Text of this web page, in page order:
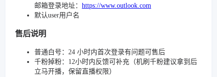
邮箱登录地址： https://www.outlook.com
默认user用户名
售后说明
普通白号：24 小时内首次登录有问题可售后
千粉掉粉：12小时内反馈可补充（机刷千粉建议拿到后
立马开播，保留直播权限）